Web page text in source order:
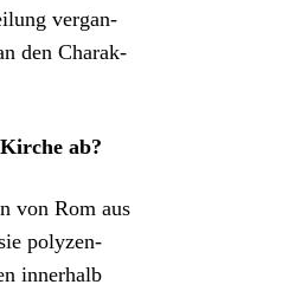
ver­gan­
den Charak­
ab?
von Rom aus
polyzen­
inner­halb